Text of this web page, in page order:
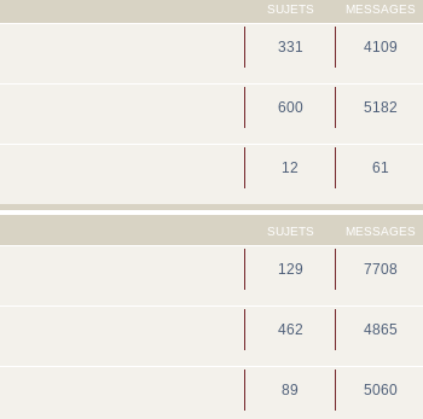
SUJETS MESSAGES
331 4109
600 5182
12 61
SUJETS MESSAGES
129 7708
462 4865
89 5060